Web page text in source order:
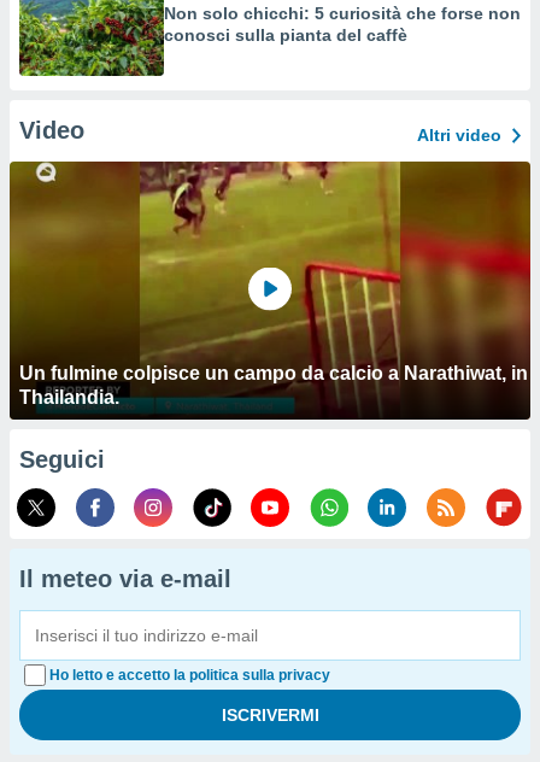
Non solo chicchi: 5 curiosità che forse non
conosci sulla pianta del caffè
Video Altri video
Un fulmine colpisce un campo da calcio a Narathiwat, in
Thailandia.
Seguici
Il meteo via e-mail
Ho letto e accetto la politica sulla privacy